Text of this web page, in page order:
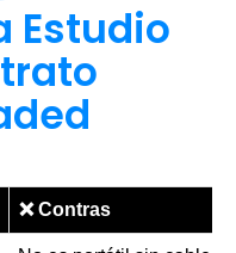
Estudio
❌Contras